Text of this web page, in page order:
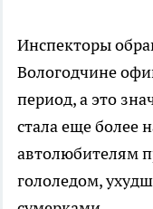
Инспекторы
Вологодчине
период, а это
стала еще более
автолюбителям
гололедом,